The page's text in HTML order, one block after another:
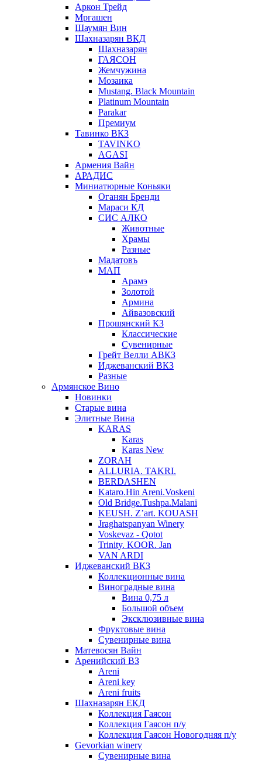
Аркон Трейд
Мргашен
Шаумян Вин
Шахназарян ВКД
Шахназарян
ГАЯСОН
Жемчужина
Мозаика
Mustang. Black Mountain
Platinum Mountain
Parakar
Премиум
Тавинко ВКЗ
TAVINKO
AGASI
Армения Вайн
АРАДИС
Миниатюрные Коньяки
Оганян Бренди
Мараси КД
СИС АЛКО
Животные
Храмы
Разные
Мадатовъ
МАП
Арамэ
Золотой
Армина
Айвазовский
Прошянский КЗ
Классические
Сувенирные
Грейт Велли АВКЗ
Иджеванский ВКЗ
Разные
Армянское Вино
Новинки
Старые вина
Элитные Вина
KARAS
Karas
Karas New
ZORAH
ALLURIA. TAKRI.
BERDASHEN
Kataro.Hin Areni.Voskeni
Old Bridge.Tushpa.Malani
KEUSH. Z’art. KOUASH
Jraghatspanyan Winery
Voskevaz - Qotot
Trinity. KOOR. Jan
VAN ARDI
Иджеванский ВКЗ
Коллекционные вина
Виноградные вина
Вина 0,75 л
Большой объем
Эксклюзивные вина
Фруктовые вина
Cувенирные вина
Матевосян Вайн
Аренийский ВЗ
Areni
Areni key
Areni fruits
Шахназарян ЕКД
Коллекция Гаясон
Коллекция Гаясон п/у
Коллекция Гаясон Новогодняя п/у
Gevorkian winery
Сувенирные вина